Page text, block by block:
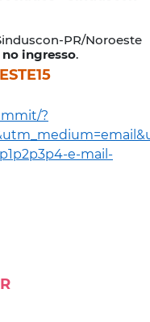
PR/Noroeste
no ingresso.
?
e-mail-